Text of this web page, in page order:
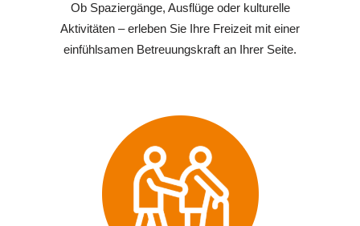
Ob Spaziergänge, Ausflüge oder kulturelle
Aktivitäten – erleben Sie Ihre Freizeit mit einer
einfühlsamen Betreuungskraft an Ihrer Seite.